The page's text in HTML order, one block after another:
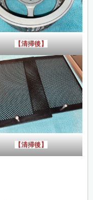
【清掃後】
【清掃後】